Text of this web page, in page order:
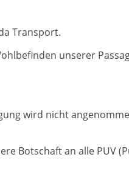
Transport.
unserer
wird nicht
Botschaft an alle PUV